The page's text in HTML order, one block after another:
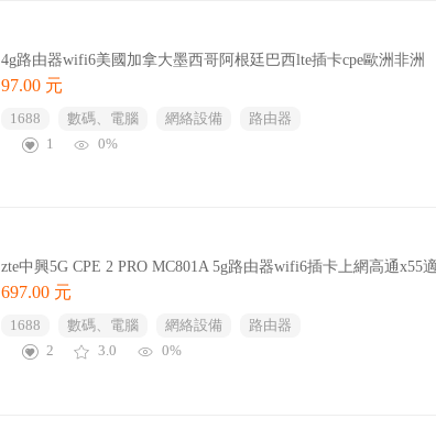
4g路由器wifi6美國加拿大墨西哥阿根廷巴西lte插卡cpe歐洲非洲
97.00 元
1688 數碼、電腦 網絡設備
路由器
1
0%
zte中興5G CPE 2 PRO MC801A 5g路由器wifi6插卡上網高通x55
697.00 元
1688 數碼、電腦 網絡設備
路由器
2
3.0 0%